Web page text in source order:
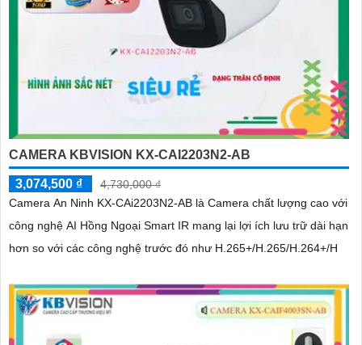
CAMERA KBVISION KX-CAI2203N2-AB
3,074,500 ₫
4,730,000 ₫
Camera An Ninh KX-CAi2203N2-AB là Camera chất lượng cao với
công nghệ AI Hồng Ngoại Smart IR mang lại lợi ích lưu trữ dài hạn
hơn so với các công nghệ trước đó như H.265+/H.265/H.264+/H